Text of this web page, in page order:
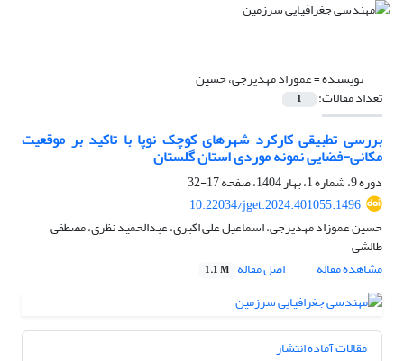
نویسنده =عموزاد مهدیرجی، حسین
تعداد مقالات: 1
بررسی تطبیقی کارکرد شهرهای کوچک نوپا با تاکید بر موقعیت
مکانی-فضایی نمونه موردی استان گلستان
دوره 9، شماره 1، بهار 1404، صفحه
17-32
10.22034/jget.2024.401055.1496
حسین عموزاد مهدیرجی، اسماعیل علی اکبری، عبدالحمید نظری، مصطفی
طالشی
مشاهده مقاله
اصل مقاله 1.1 M
مقالات آماده انتشار